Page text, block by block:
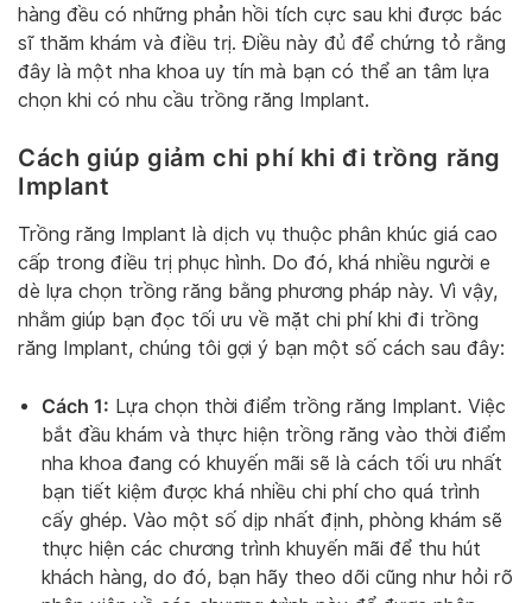
hàng đều có những phản hồi tích cực sau khi được bác
sĩ thăm khám và điều trị. Điều này đủ để chứng tỏ rằng
đây là một nha khoa uy tín mà bạn có thể an tâm lựa
chọn khi có nhu cầu trồng răng Implant.
Cách giúp giảm chi phí khi đi trồng răng
Implant
Trồng răng Implant là dịch vụ thuộc phân khúc giá cao
cấp trong điều trị phục hình. Do đó, khá nhiều người e
dè lựa chọn trồng răng bằng phương pháp này. Vì vậy,
nhằm giúp bạn đọc tối ưu về mặt chi phí khi đi trồng
răng Implant, chúng tôi gợi ý bạn một số cách sau đây:
Cách 1: Lựa chọn thời điểm trồng răng Implant. Việc
bắt đầu khám và thực hiện trồng răng vào thời điểm
nha khoa đang có khuyến mãi sẽ là cách tối ưu nhất
bạn tiết kiệm được khá nhiều chi phí cho quá trình
cấy ghép. Vào một số dịp nhất định, phòng khám sẽ
thực hiện các chương trình khuyến mãi để thu hút
khách hàng, do đó, bạn hãy theo dõi cũng như hỏi rõ